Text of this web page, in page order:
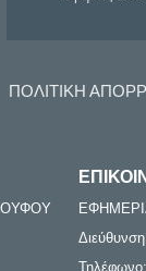
ΠΟΛΙΤΙΚΗ